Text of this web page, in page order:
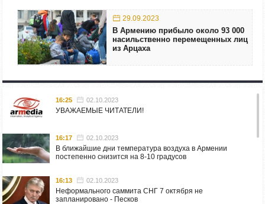
29.09.2023
В Армению прибыло около 93 000
насильственно перемещенных лиц
из Арцаха
16:25 02.10.2023
УВАЖАЕМЫЕ ЧИТАТЕЛИ!
16:17 02.10.2023
В ближайшие дни температура воздуха в Армении
постепенно снизится на 8-10 градусов
16:13 02.10.2023
Неформального саммита СНГ 7 октября не
запланировано - Песков